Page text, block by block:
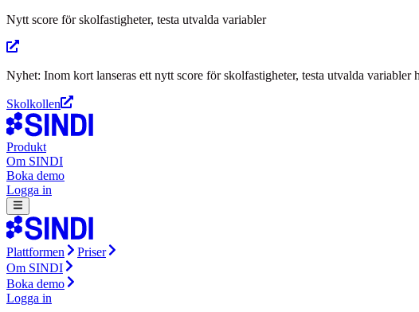
Nytt score för skolfastigheter, testa utvalda variabler
Nyhet: Inom kort lanseras ett nytt score för skolfastigheter, testa utvalda variabler
Skolkollen
Produkt
Om SINDI
Boka demo
Logga in
Plattformen
Priser
Om SINDI
Boka demo
Logga in